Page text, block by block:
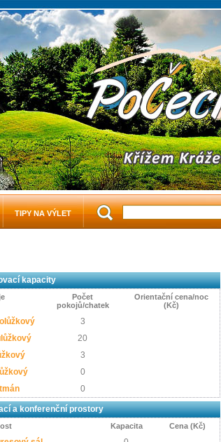
kapacity
Počet
pokojů/chatek
Orientační cena/noc
(Kč)
3
20
3
0
0
a konferenční prostory
Kapacita Cena (Kč)
TIPY NA VÝLET